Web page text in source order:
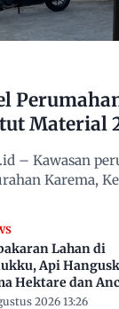
Material
– Kawasan
Karema,
Lahan di
Api
Hektare dan
2026 13:26